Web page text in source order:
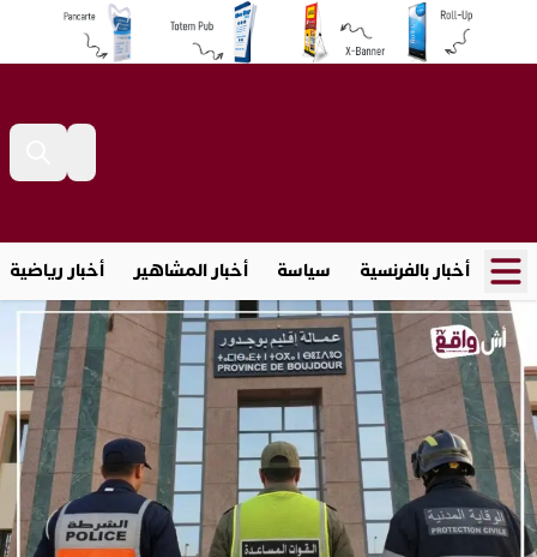
أخبار بالفرنسية سياسة أخبار المشاهير أخبار رياضية